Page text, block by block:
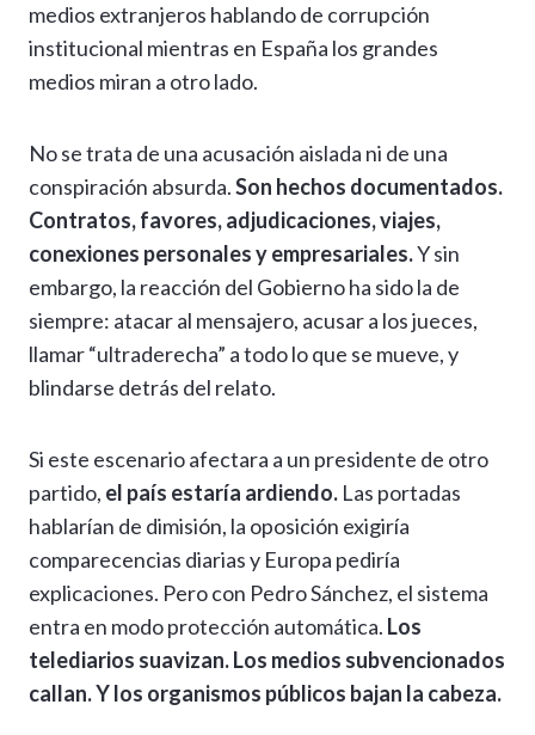
medios extranjeros hablando de corrupción
institucional mientras en España los grandes
medios miran a otro lado.
No se trata de una acusación aislada ni de una
conspiración absurda.Son hechos documentados.
Contratos, favores, adjudicaciones, viajes,
conexiones personales y empresariales.Y sin
embargo, la reacción del Gobierno ha sido la de
siempre: atacar al mensajero, acusar a los jueces,
llamar “ultraderecha” a todo lo que se mueve, y
blindarse detrás del relato.
Si este escenario afectara a un presidente de otro
partido, el país estaría ardiendo. Las portadas
hablarían de dimisión, la oposición exigiría
comparecencias diarias y Europa pediría
explicaciones. Pero con Pedro Sánchez, el sistema
entra en modo protección automática. Los
telediarios suavizan. Los medios subvencionados
callan. Y los organismos públicos bajan la cabeza.